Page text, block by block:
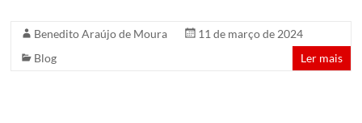
Benedito Araújo de Moura
11 de março de 2024
Blog
Ler mais